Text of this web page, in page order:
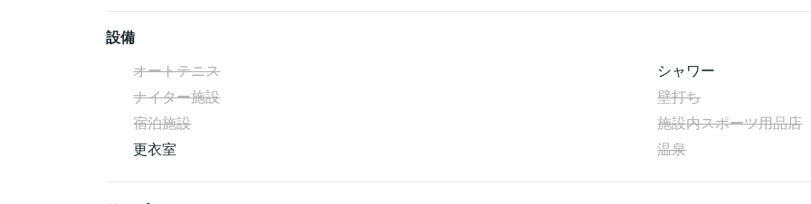
設備
オートテニス
シャワー
ナイター施設
壁打ち
宿泊施設
施設内スポーツ用品店
更衣室
温泉